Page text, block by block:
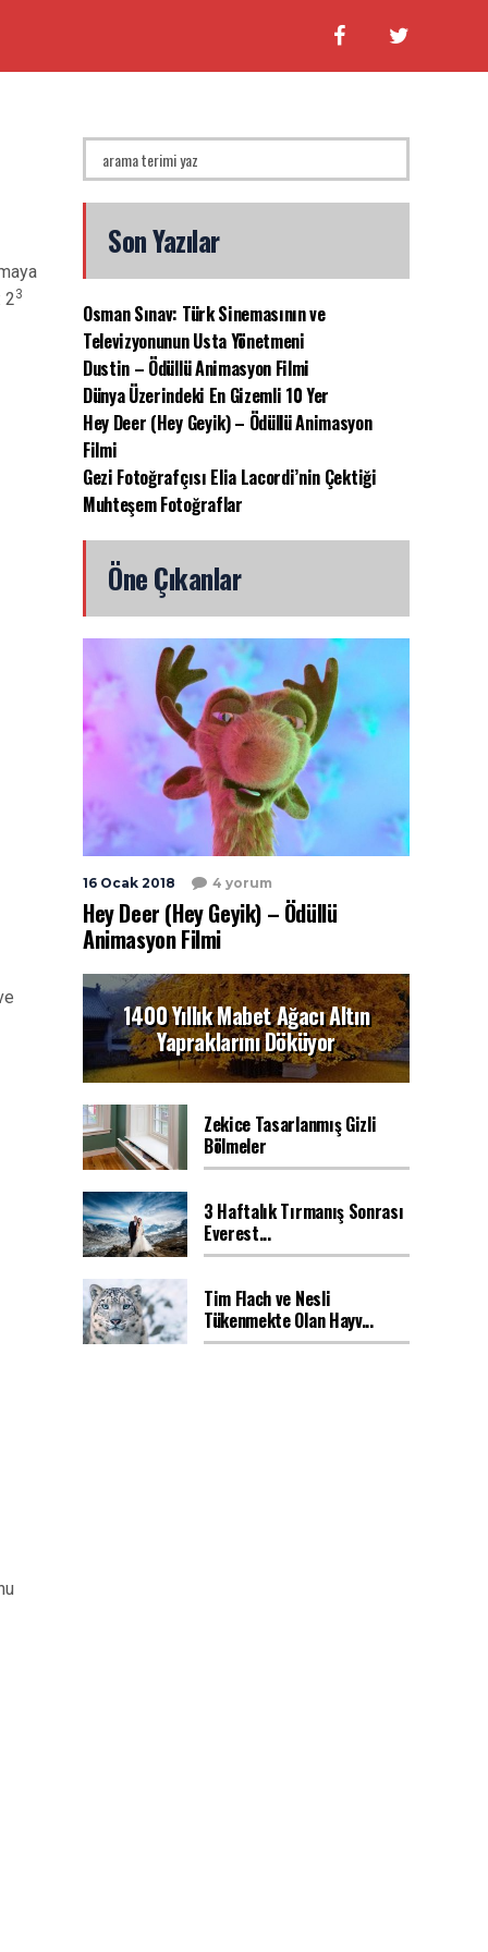
23
Son Yazılar
Osman Sınav: Türk Sinemasının ve
Televizyonunun Usta Yönetmeni
Dustin – Ödüllü Animasyon Filmi
Dünya Üzerindeki En Gizemli 10 Yer
Hey Deer (Hey Geyik) – Ödüllü Animasyon
Filmi
Gezi Fotoğrafçısı Elia Lacordi’nin Çektiği
Muhteşem Fotoğraflar
Öne Çıkanlar
16 Ocak 2018 4 yorum
Hey Deer (Hey Geyik) – Ödüllü
Animasyon Filmi
1400 Yıllık Mabet Ağacı Altın
Yapraklarını Döküyor
Zekice Tasarlanmış Gizli
Bölmeler
3 Haftalık Tırmanış Sonrası
Everest...
Tim Flach ve Nesli
Tükenmekte Olan Hayv...